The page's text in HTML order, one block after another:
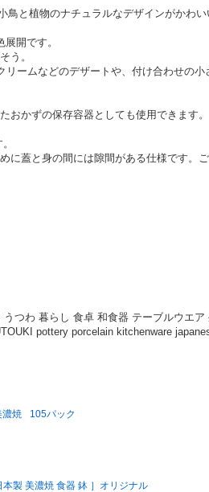
鳥と植物のナチュラルなデザインがかわい
開です。
う。
ームなどのデザートや、付け合わせの小
おかずの保存容器としても使用できます。
に蓋と身の間には隙間がある仕様です。
つわ 暮らし 食卓 和食器 テーブルウエア
pottery porcelain kitchenware
濃焼 105パック
製 美濃焼 食器 鉢 ］オリジナル